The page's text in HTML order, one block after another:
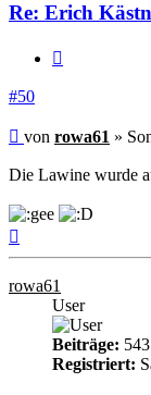
Re: Erich
#50
Beitrag
von rowa61 »
Die Lawine wurde
rowa61
User
Beiträge:
Registriert: